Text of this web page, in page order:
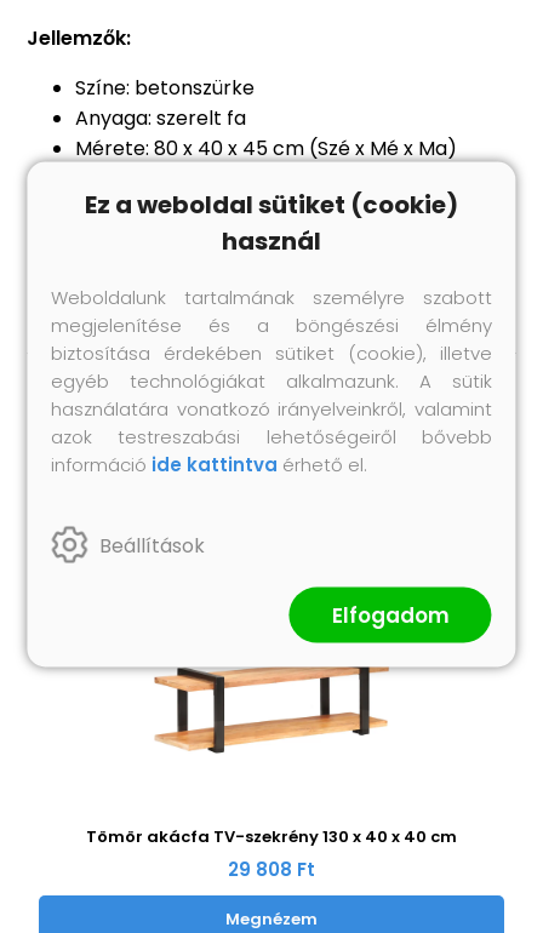
Jellemzők:
Színe: betonszürke
Anyaga: szerelt fa
Mérete: 80 x 40 x 45 cm (Szé x Mé x Ma)
Könnyen mozgatható a 4 könnyen gördülő
Hasonló termékek
Tömör akácfa TV-szekrény 130 x 40 x 40 cm
29 808 Ft
Megnézem
Ez a weboldal sütiket (cookie)
használ
Weboldalunk tartalmának személyre szabott
megjelenítése és a böngészési élmény
biztosítása érdekében sütiket (cookie), illetve
egyéb technológiákat alkalmazunk. A sütik
használatára vonatkozó irányelveinkről, valamint
azok testreszabási lehetőségeiről bővebb
információ ide kattintva érhető el.
Beállítások
Elfogadom